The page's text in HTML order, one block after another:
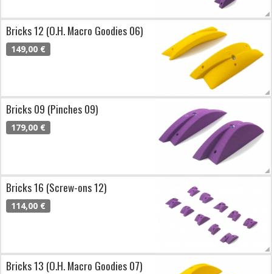
Bricks 12 (O.H. Macro Goodies 06)
149,00 €
Bricks 09 (Pinches 09)
179,00 €
Bricks 16 (Screw-ons 12)
114,00 €
Bricks 13 (O.H. Macro Goodies 07)